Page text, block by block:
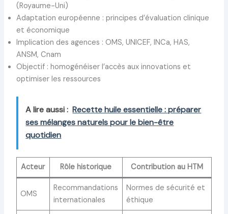
(Royaume-Uni)
Adaptation européenne : principes d’évaluation clinique
et économique
Implication des agences : OMS, UNICEF, INCa, HAS,
ANSM, Cnam
Objectif : homogénéiser l’accès aux innovations et
optimiser les ressources
A lire aussi : Recette huile essentielle : préparer
ses mélanges naturels pour le bien-être
quotidien
Acteur Rôle historique Contribution au HTM
OMS
Recommandations
internationales
Normes de sécurité et
éthique